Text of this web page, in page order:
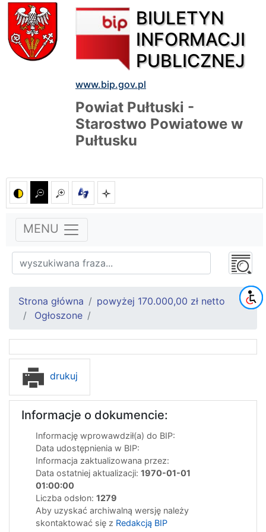
BIULETYN
INFORMACJI
PUBLICZNEJ
www.bip.gov.pl
Powiat Pułtuski -
Starostwo Powiatowe w
Pułtusku
MENU
Strona główna
powyżej 170.000,00 zł netto
Ogłoszone
drukuj
Informacje o dokumencie:
Informację wprowawdził(a) do BIP:
Data udostępnienia w BIP:
Informacja zaktualizowana przez:
Data ostatniej aktualizacji: 1970-01-01
01:00:00
Liczba odsłon: 1279
Aby uzyskać archiwalną wersję należy
skontaktować się z Redakcją BIP